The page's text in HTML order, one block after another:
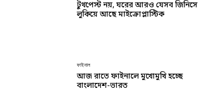
টুথপেস্ট নয়, ঘরের আরও যেসব জিনিসে
লুকিয়ে আছে মাইক্রোপ্লাস্টিক
ফাইনাল
আজ রাতে ফাইনালে মুখোমুখি হচ্ছে
বাংলাদেশ-ভারত